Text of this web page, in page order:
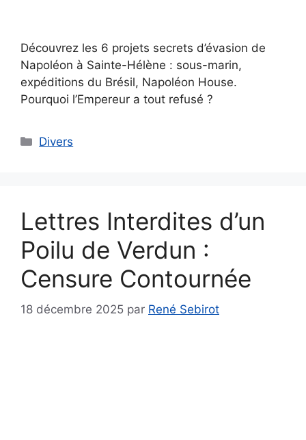
Découvrez les 6 projets secrets d’évasion de
Napoléon à Sainte-Hélène : sous-marin,
expéditions du Brésil, Napoléon House.
Pourquoi l’Empereur a tout refusé ?
Catégories
Divers
Lettres Interdites d’un
Poilu de Verdun :
Censure Contournée
18 décembre 2025 par René Sebirot